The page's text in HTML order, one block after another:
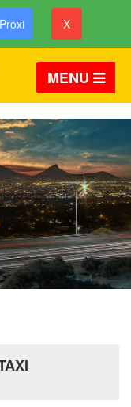
X
MENU